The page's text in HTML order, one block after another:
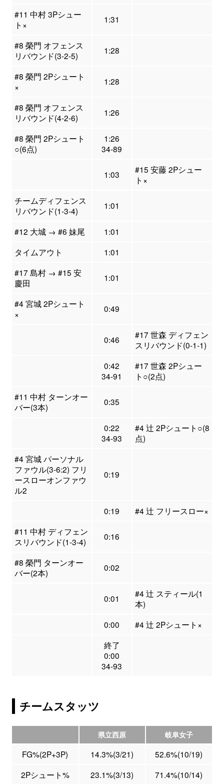
#11 中村 3Pシュー
ト×
1:31
#8 榮門 オフェンス
リバウンド(3-2-5)
1:28
#8 榮門 2Pシュート
×
1:28
#8 榮門 オフェンス
リバウンド(4-2-6)
1:26
#8 榮門 2Pシュート
○(6点)
1:26
34-89
1:03
#15 安藤 2Pシュー
ト×
チームディフェンス
リバウンド(1-3-4)
1:01
#12 大城 → #6 妹尾
1:01
タイムアウト
1:01
#17 島村 → #15 安
慶田
1:01
#4 宮城 2Pシュート
×
0:49
0:46
#17 世森 ディフェン
スリバウンド(0-1-1)
0:42
34-91
#17 世森 2Pシュー
ト○(2点)
#11 中村 ターンオー
バー(3本)
0:35
0:22
34-93
#4 辻 2Pシュート○(8
点)
#4 宮城 パーソナル
ファウル(3-6:2) フリ
ースローオンファウ
ル2
0:19
0:19
#4 辻 フリースロー×
#11 中村 ディフェン
スリバウンド(1-3-4)
0:16
#8 榮門 ターンオー
バー(2本)
0:02
0:01
#4 辻 スティール(1
本)
0:00
#4 辻 2Pシュート×
終了
0:00
34-93
チームスタッツ
県立西原 岐阜女子
FG%(2P+3P) 14.3%(3/21)
52.6%(10/19)
2Pシュート%
23.1%(3/13)
71.4%(10/14)